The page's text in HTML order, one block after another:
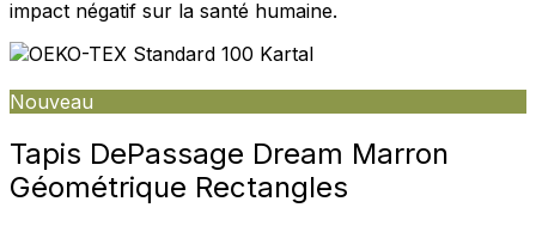
impact négatif sur la santé humaine.
Nouveau
Tapis DePassage Dream Marron
Géométrique Rectangles